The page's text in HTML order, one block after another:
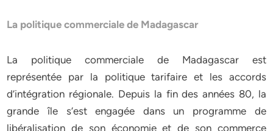
La politique commerciale de Madagascar
La politique commerciale de Madagascar est
représentée par la politique tarifaire et les accords
d’intégration régionale. Depuis la fin des années 80, la
grande île s’est engagée dans un programme de
libéralisation de son économie et de son commerce